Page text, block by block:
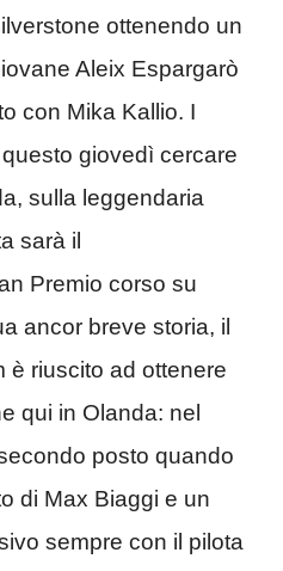
ottenendo un
Aleix Espargarò
con Mika Kallio. I
giovedì cercare
sulla leggendaria
sarà il
Premio corso su
ancor breve storia, il
è riuscito ad ottenere
qui in Olanda: nel
posto quando
di Max Biaggi e un
sempre con il pilota